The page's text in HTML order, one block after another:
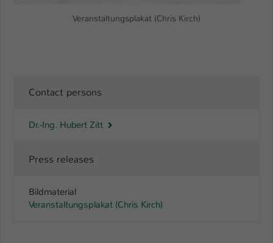
Veranstaltungsplakat (Chris Kirch)
Contact persons
Dr.-Ing. Hubert Zitt
Press releases
Bildmaterial
Veranstaltungsplakat (Chris Kirch)